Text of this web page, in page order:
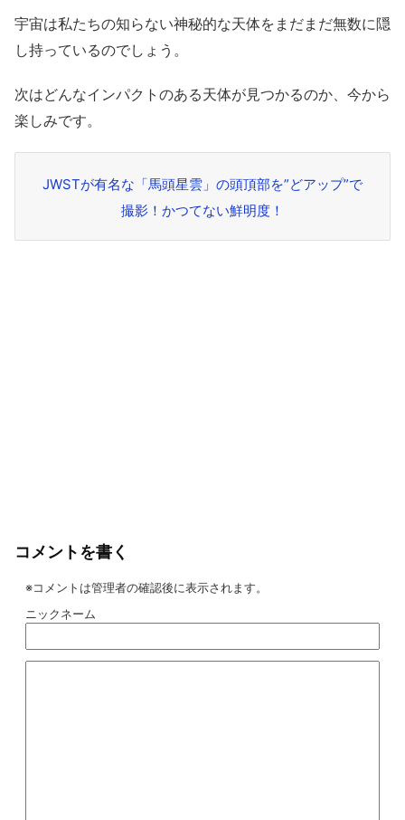
宇宙は私たちの知らない神秘的な天体をまだまだ無数に隠
し持っているのでしょう。
次はどんなインパクトのある天体が見つかるのか、今から
楽しみです。
JWSTが有名な「馬頭星雲」の頭頂部を”どアップ”で
撮影！かつてない鮮明度！
コメントを書く
※コメントは管理者の確認後に表示されます。
ニックネーム